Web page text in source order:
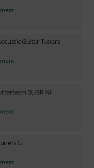
Guitar Tuners
3L/3R NI
G